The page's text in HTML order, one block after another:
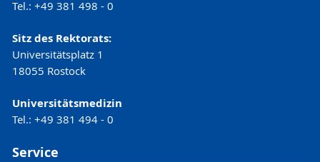
Tel.: +49 381 498 - 0
Sitz des Rektorats:
Universitätsplatz 1
18055 Rostock
Universitätsmedizin
Tel.: +49 381 494 - 0
Service